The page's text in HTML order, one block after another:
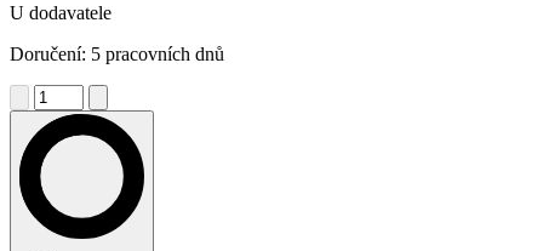
U dodavatele
Doručení: 5 pracovních dnů